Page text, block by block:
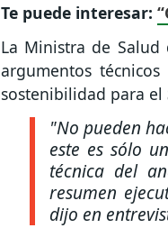
Te puede interesar:
La Ministra de
argumentos
sostenibilidad para el
"No pueden
este es sólo
técnica del
resumen
dijo en